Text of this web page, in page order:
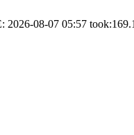
08-07 05:57